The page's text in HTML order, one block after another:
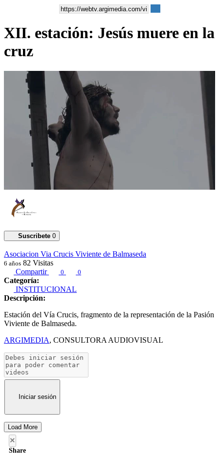
XII. estación: Jesús muere en la
cruz
Suscribete 0
Asociacion Via Crucis Viviente de Balmaseda
6 años 82 Visitas
Compartir
0 0
Categoría:
INSTITUCIONAL
Descripción:
Estación del Vía Crucis, fragmento de la representación de la Pasión
Viviente de Balmaseda.
ARGIMEDIA, CONSULTORA AUDIOVISUAL
Iniciar sesión
Load More
×
Share